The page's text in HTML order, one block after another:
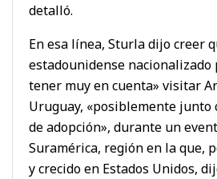
detalló.
En esa línea, Sturla dijo creer
estadounidense nacionalizado
tener muy en cuenta» visitar
Uruguay, «posiblemente junto
de adopción», durante un
Suramérica, región en la que,
y crecido en Estados Unidos,